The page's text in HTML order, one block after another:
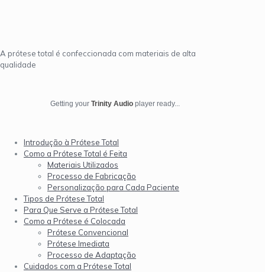
A prótese total é confeccionada com materiais de alta
qualidade
Getting your Trinity Audio player ready...
Introdução à Prótese Total
Como a Prótese Total é Feita
Materiais Utilizados
Processo de Fabricação
Personalização para Cada Paciente
Tipos de Prótese Total
Para Que Serve a Prótese Total
Como a Prótese é Colocada
Prótese Convencional
Prótese Imediata
Processo de Adaptação
Cuidados com a Prótese Total